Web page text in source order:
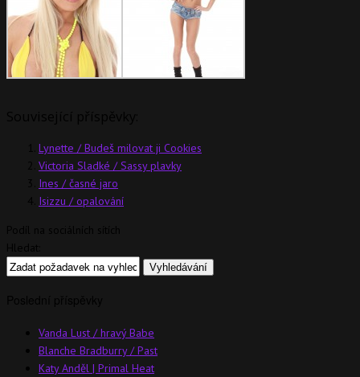
Lynette / Budeš milovat ji Cookies
Victoria Sladké / Sassy plavky
Ines / časné jaro
Isizzu / opalování
Vanda Lust / hravý Babe
Blanche Bradburry / Past
Katy Anděl | Primal Heat